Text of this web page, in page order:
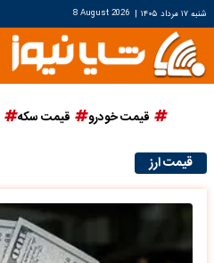
شنبه ۱۷ مرداد ۱۴۰۵ |
8 August 2026
قیمت خودرو قیمت سکه
قیمت ارز